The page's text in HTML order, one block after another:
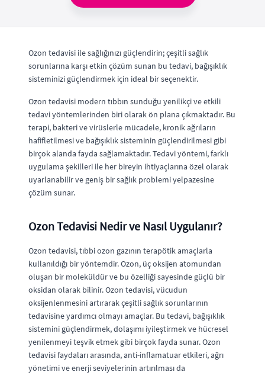
Ozon tedavisi ile sağlığınızı güçlendirin; çeşitli sağlık
sorunlarına karşı etkin çözüm sunan bu tedavi, bağışıklık
sisteminizi güçlendirmek için ideal bir seçenektir.
Ozon tedavisi modern tıbbın sunduğu yenilikçi ve etkili
tedavi yöntemlerinden biri olarak ön plana çıkmaktadır. Bu
terapi, bakteri ve virüslerle mücadele, kronik ağrıların
hafifletilmesi ve bağışıklık sisteminin güçlendirilmesi gibi
birçok alanda fayda sağlamaktadır. Tedavi yöntemi, farklı
uygulama şekilleri ile her bireyin ihtiyaçlarına özel olarak
uyarlanabilir ve geniş bir sağlık problemi yelpazesine
çözüm sunar.
Ozon Tedavisi Nedir ve Nasıl Uygulanır?
Ozon tedavisi, tıbbi ozon gazının terapötik amaçlarla
kullanıldığı bir yöntemdir. Ozon, üç oksijen atomundan
oluşan bir moleküldür ve bu özelliği sayesinde güçlü bir
oksidan olarak bilinir. Ozon tedavisi, vücudun
oksijenlenmesini artırarak çeşitli sağlık sorunlarının
tedavisine yardımcı olmayı amaçlar. Bu tedavi, bağışıklık
sistemini güçlendirmek, dolaşımı iyileştirmek ve hücresel
yenilenmeyi teşvik etmek gibi birçok fayda sunar. Ozon
tedavisi faydaları arasında, anti-inflamatuar etkileri, ağrı
yönetimi ve enerji seviyelerinin artırılması da